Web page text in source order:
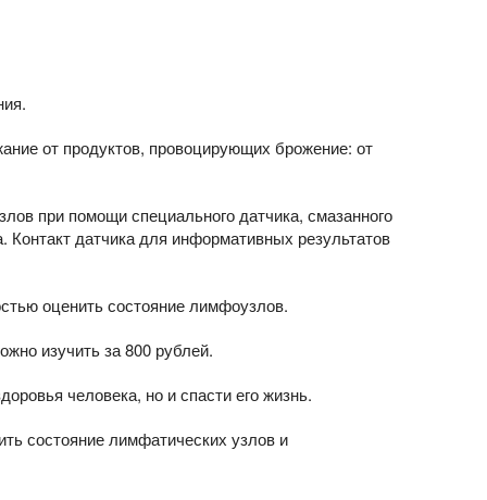
от продуктов, провоцирующих брожение: от
при помощи специального датчика, смазанного
датчика для информативных результатов
оценить состояние лимфоузлов.
изучить за 800 рублей.
человека, но и спасти его жизнь.
состояние лимфатических узлов и